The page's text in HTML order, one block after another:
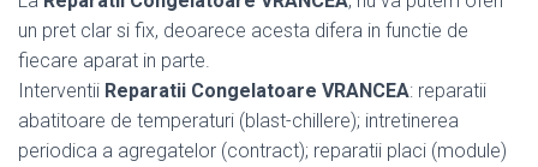
un pret clar si fix, deoarece acesta difera in functie de
fiecare aparat in parte.
Interventii Reparatii Congelatoare VRANCEA: reparatii
abatitoare de temperaturi (blast-chillere); intretinerea
periodica a agregatelor (contract); reparatii placi (module)